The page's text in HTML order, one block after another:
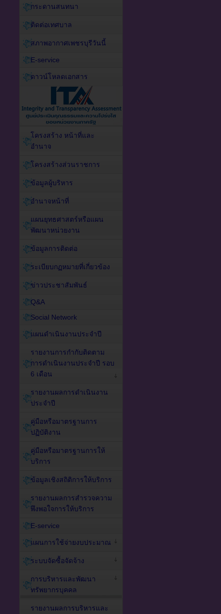
กระดานสนทนา
ติดต่อเทศบาล
สภาพอากาศเพชรบุรีวันนี้
E-service
ดาวน์โหลดเอกสาร
โครงสร้าง หน้าที่และ
อำนาจ
โครงสร้างส่วนราชการ
ข้อมูลผู้บริหาร
อำนาจหน้าที่
แผนยุทธศาสตร์หรือแผน
พัฒนาหน่วยงาน
ข้อมูลการติดต่อ
ระเบียบกฏหมายที่เกี่ยวข้อง
ข่าวประชาสัมพันธ์
Q&A
Social Network
แผนดำเนินงานประจำปี
รายงานการกำกับติดตาม
การดำเนินงานประจำปี รอบ
6 เดือน
รายงานผลการดำเนินงาน
ประจำปี
คู่มือหรือมาตรฐานการ
ปฏิบัติงาน
คู่มือหรือมาตรฐานการให้
บริการ
ข้อมูลเชิงสถิติการให้บริการ
รายงานผลการสำรวจความ
พึงพอใจการให้บริการ
E-service
แผนการใช้จ่ายงบประมาณ
ระบบจัดซื้อจัดจ้าง
การบริหารและพัฒนา
ทรัพยากรบุคคล
รายงานผลการบริหารและ